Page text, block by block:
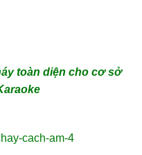
toàn diện cho cơ sở